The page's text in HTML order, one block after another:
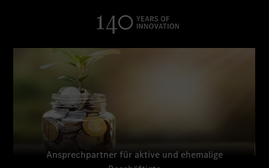
Suchen
Ansprechpartner für aktive und ehemalige